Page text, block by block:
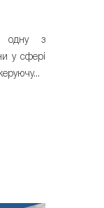
одну з
у сфері